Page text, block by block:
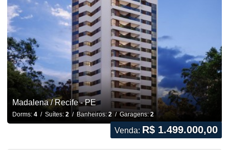
Madalena / Recife - PE
Dorms: 4/ Suítes: 2/ Banheiros: 2/ Garagens:2
Venda: R$ 1.499.000,00